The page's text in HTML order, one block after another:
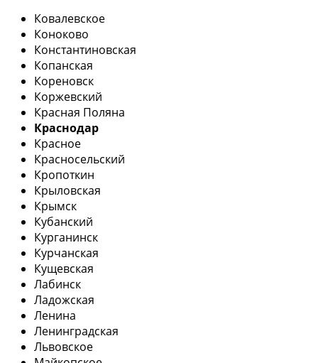
Ковалевское
Коноково
Константиновская
Копанская
Кореновск
Коржевский
Красная Поляна
Краснодар
Красное
Красносельский
Кропоткин
Крыловская
Крымск
Кубанский
Курганинск
Курчанская
Кущевская
Лабинск
Ладожская
Ленина
Ленинградская
Львовское